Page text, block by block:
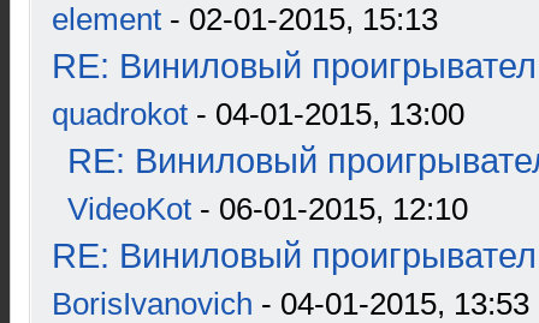
element - 02-01-2015, 15:13
RE: Виниловый
quadrokot - 04-01-2015, 13:00
RE: Виниловый
VideoKot - 06-01-2015, 12:10
RE: Виниловый
BorisIvanovich - 04-01-2015, 13:53